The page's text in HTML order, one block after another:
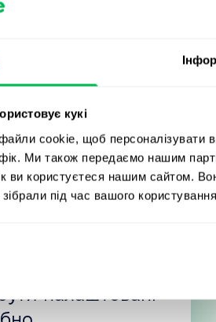
кукі
cookie, щоб персоналізувати
Ми також передаємо нашим
ви користуєтеся нашим сайтом.
під час вашого
мене
в якій
потрібно:
тощо.
налаштовані